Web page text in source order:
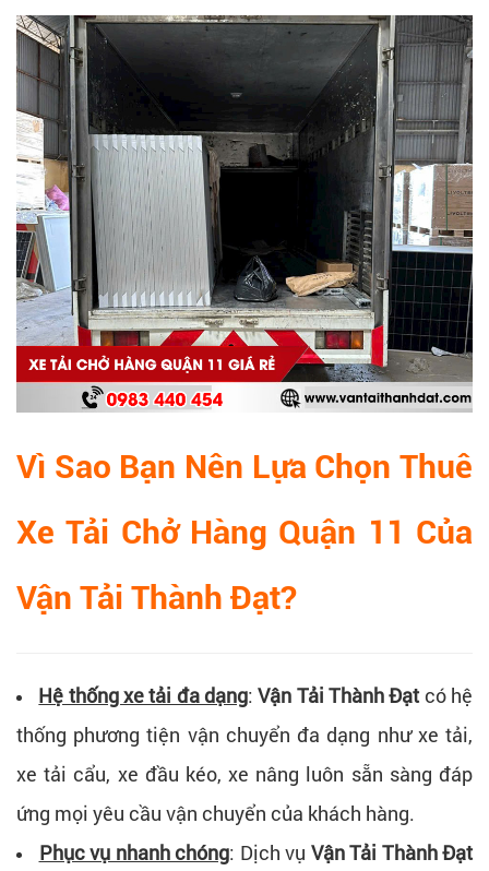
Vì Sao Bạn Nên Lựa Chọn Thuê
Xe Tải Chở Hàng Quận 11 Của
Vận Tải Thành Đạt?
Hệ thống xe tải đa dạng:Vận Tải Thành Đạt có hệ
thống phương tiện vận chuyển đa dạng như xe tải,
xe tải cẩu, xe đầu kéo, xe nâng luôn sẵn sàng đáp
ứng mọi yêu cầu vận chuyển của khách hàng.
Phục vụ nhanh chóng: Dịch vụ Vận Tải Thành Đạt